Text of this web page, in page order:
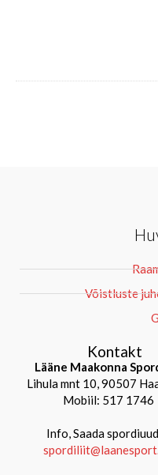
Võistluste
Kontakt
Lääne Maakonna
Lihula mnt 10, 90507
Mobiil: 517 1746
Info, Saada